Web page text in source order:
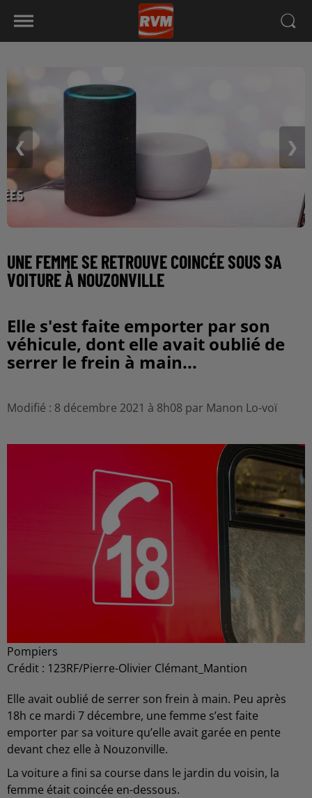
❮ ❯
UNE FEMME SE RETROUVE COINCÉE SOUS SA
VOITURE À NOUZONVILLE
Elle s'est faite emporter par son
véhicule, dont elle avait oublié de
serrer le frein à main...
Modifié : 8 décembre 2021 à 8h08 par Manon Lo-voï
Pompiers
Crédit : 123RF/Pierre-Olivier Clémant_Mantion
Elle avait oublié de serrer son frein à main. Peu après
18h ce mardi 7 décembre, une femme s’est faite
emporter par sa voiture qu’elle avait garée en pente
devant chez elle à Nouzonville.
La voiture a fini sa course dans le jardin du voisin, la
femme était coincée en-dessous.